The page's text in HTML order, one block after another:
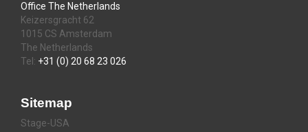
Office The Netherlands
Keizersgracht 62
1015 CS Amsterdam
The Netherlands
Tel: +31 (0) 20 68 23 026
Sitemap
Stage-USA